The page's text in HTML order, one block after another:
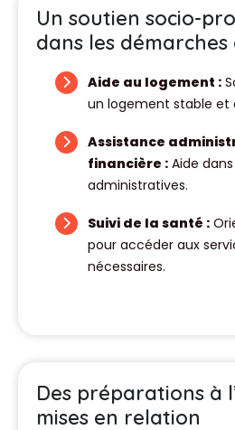
Un soutien socio-
dans les
Aide au logement :
un logement stable et
Assistance
financière : Aide
administratives.
Suivi de la santé :
pour accéder aux
nécessaires.
Des préparations à
mises en relation